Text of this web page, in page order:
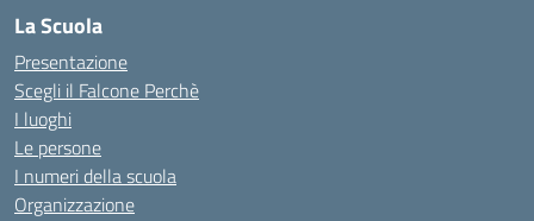
La Scuola
Presentazione
Scegli il Falcone Perchè
I luoghi
Le persone
I numeri della scuola
Organizzazione